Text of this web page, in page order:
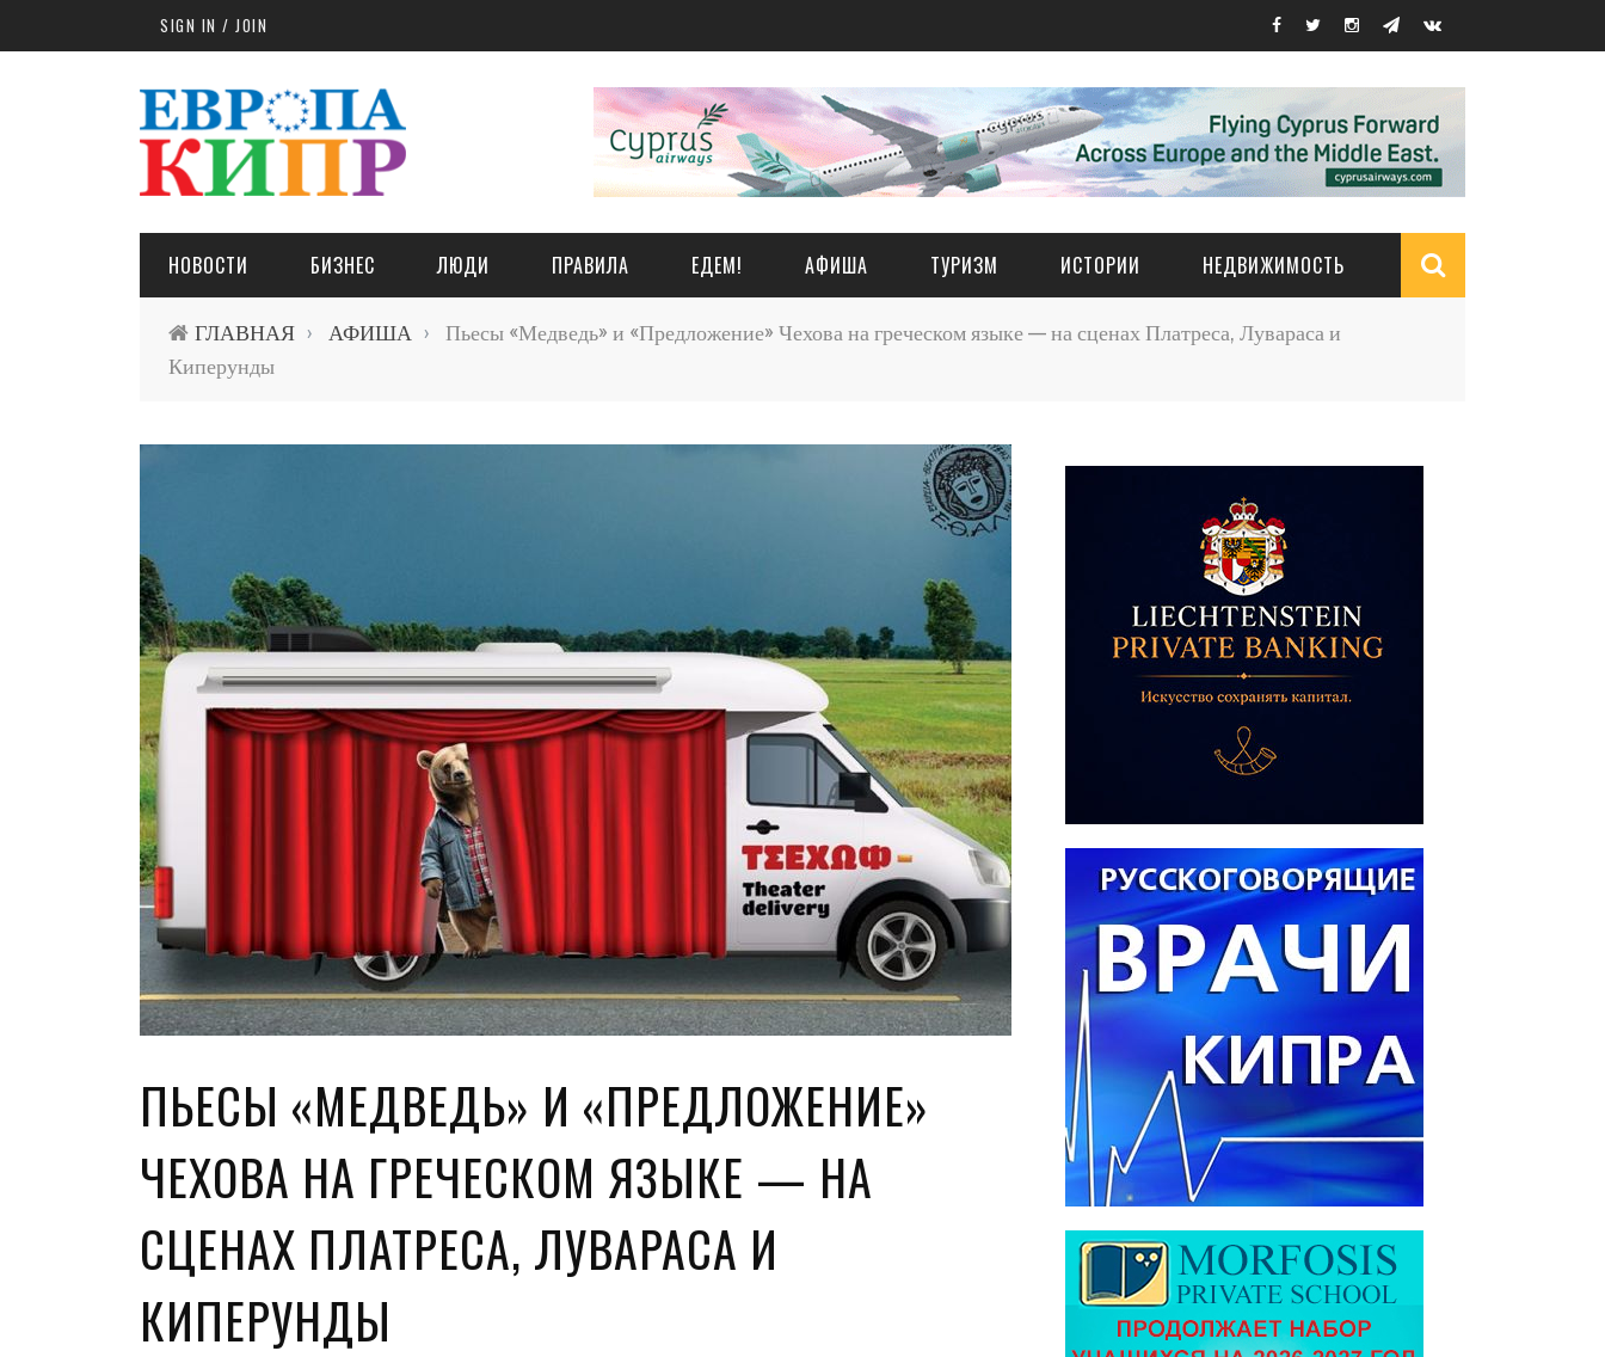
Skip to main contentSIGN IN / JOIN
НОВОСТИ БИЗНЕС ЛЮДИ ПРАВИЛА ЕДЕМ! АФИША ТУРИЗМ ИСТОРИИ НЕДВИЖИМОСТЬ
ГЛАВНАЯ › АФИША ›
Пьесы «Медведь» и «Предложение» Чехова на греческом языке — на сценах Платреса, Лувараса и
Киперунды
ПЬЕСЫ «МЕДВЕДЬ» И «ПРЕДЛОЖЕНИЕ»
ЧЕХОВА НА ГРЕЧЕСКОМ ЯЗЫКЕ — НА
СЦЕНАХ ПЛАТРЕСА, ЛУВАРАСА И
КИПЕРУНДЫ